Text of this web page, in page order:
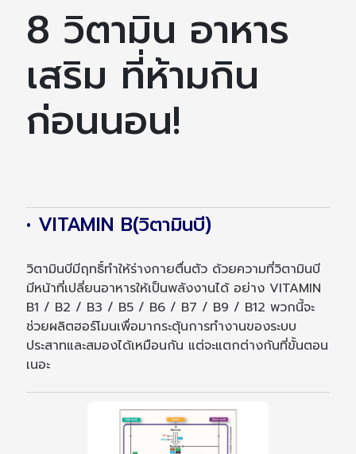
8 วิตามิน อาหาร
เสริม ที่ห้ามกิน
ก่อนนอน!
• VITAMIN B(วิตามินบี)
วิตามินบีมีฤทธิ์ทำให้ร่างกายตื่นตัว ด้วยความที่วิตามินบี
มีหน้าที่เปลี่ยนอาหารให้เป็นพลังงานได้ อย่าง VITAMIN
B1 / B2 / B3 / B5 / B6 / B7 / B9 / B12 พวกนี้จะ
ช่วยผลิตฮอร์โมนเพื่อมากระตุ้นการทำงานของระบบ
ประสาทและสมองได้เหมือนกัน แต่จะแตกต่างกันที่ขั้นตอน
เนอะ